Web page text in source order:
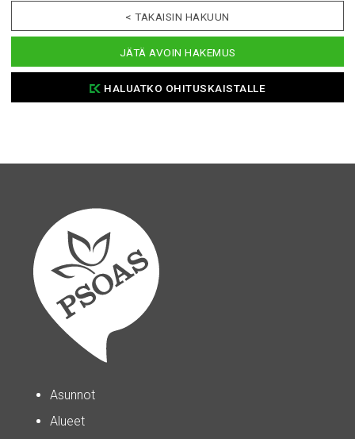
< TAKAISIN HAKUUN
JÄTÄ AVOIN HAKEMUS
HALUATKO OHITUSKAISTALLE
Asunnot
Alueet